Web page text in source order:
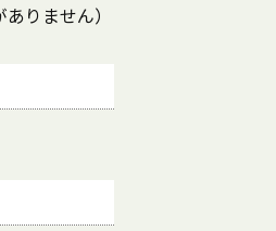
りません）